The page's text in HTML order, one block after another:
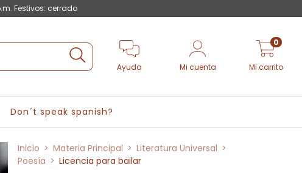
Festivos: cerrado
Ayuda Mi cuenta Mi carrito
0
Don´t speak spanish?
Inicio > Materia Principal > Literatura Universal >
Poesía > Licencia para bailar